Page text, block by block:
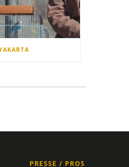
PRESSE / PROS